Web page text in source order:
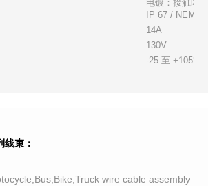
电镀：接触区 -
IP 67 / NEMA 6P
14A
130V
-25 至 +105°C
束：
wire cable assembly